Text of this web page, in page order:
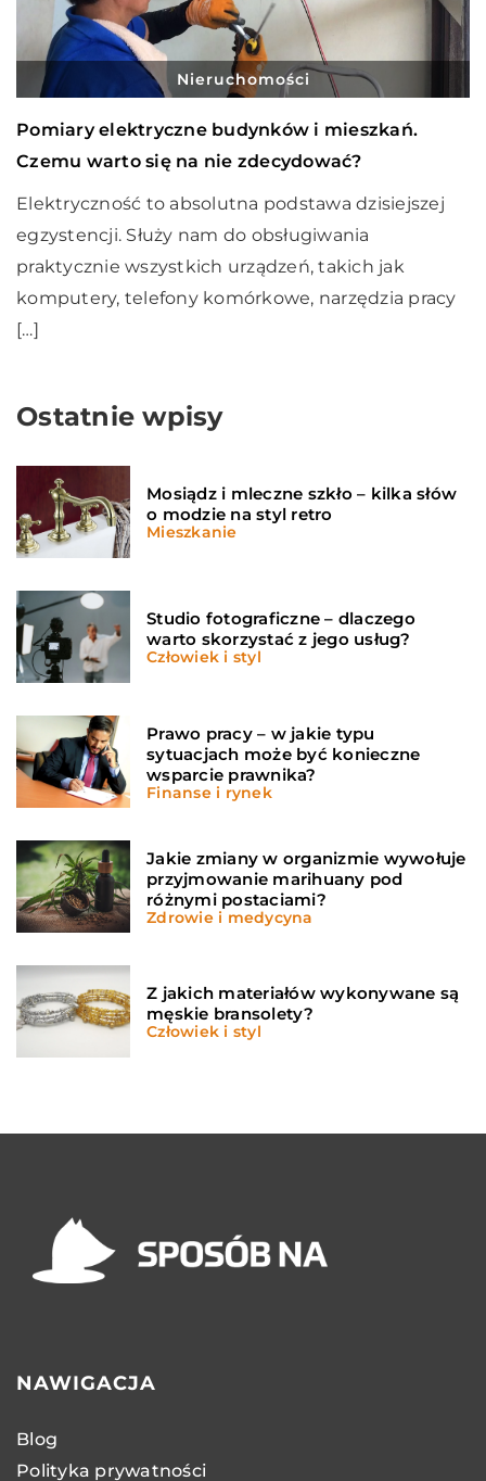
Nieruchomości
Pomiary elektryczne budynków i mieszkań.
Czemu warto się na nie zdecydować?
Elektryczność to absolutna podstawa dzisiejszej
egzystencji. Służy nam do obsługiwania
praktycznie wszystkich urządzeń, takich jak
komputery, telefony komórkowe, narzędzia pracy
[…]
Ostatnie wpisy
Mosiądz i mleczne szkło – kilka słów
o modzie na styl retro
Mieszkanie
Studio fotograficzne – dlaczego
warto skorzystać z jego usług?
Człowiek i styl
Prawo pracy – w jakie typu
sytuacjach może być konieczne
wsparcie prawnika?
Finanse i rynek
Jakie zmiany w organizmie wywołuje
przyjmowanie marihuany pod
różnymi postaciami?
Zdrowie i medycyna
Z jakich materiałów wykonywane są
męskie bransolety?
Człowiek i styl
NAWIGACJA
Blog
Polityka prywatności